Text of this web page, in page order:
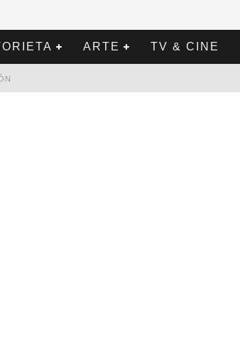
ARTE TV & CINE